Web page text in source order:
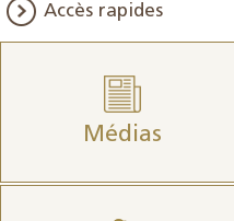
Accès rapides
Médias